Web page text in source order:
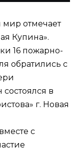
мир отмечает
Купина».
16 пожарно-
обратились с
в
г. Новая
с